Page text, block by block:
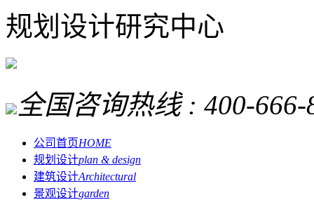
规划设计研究中心
全国咨询热线 : 400-666-
公司首页HOME
规划设计plan & design
建筑设计Architectural
景观设计garden